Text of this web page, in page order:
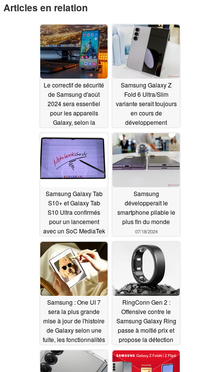
Articles en relation
Le correctif de sécurité
de Samsung d'août
2024 sera essentiel
pour les appareils
Galaxy, selon la
Samsung Galaxy Z
Fold 6 Ultra/Slim
variante serait toujours
en cours de
développement
07/19/2024
Samsung Galaxy Tab
S10+ et Galaxy Tab
S10 Ultra confirmés
pour un lancement
avec un SoC MediaTek
haut de gamme
07/19/2024
Samsung
développerait le
smartphone pliable le
plus fin du monde
07/18/2024
Samsung : One UI 7
sera la plus grande
mise à jour de l'histoire
de Galaxy selon une
fuite, les fonctionnalités
de One UI 6.1.1 seront
disponibles sur ces
téléphones
07/17/2024
RingConn Gen 2 :
Offensive contre le
Samsung Galaxy Ring
passe à moitié prix et
propose la détection
de l'apnée du sommeil
07/16/2024